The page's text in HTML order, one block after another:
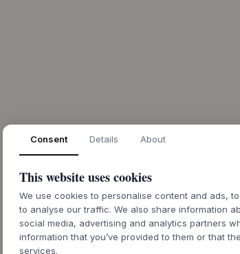
Consent Details About
This website uses cookies
We use cookies to personalise content and ads,
to analyse our traffic. We also share information
social media, advertising and analytics partners
information that you’ve provided to them or that
services.